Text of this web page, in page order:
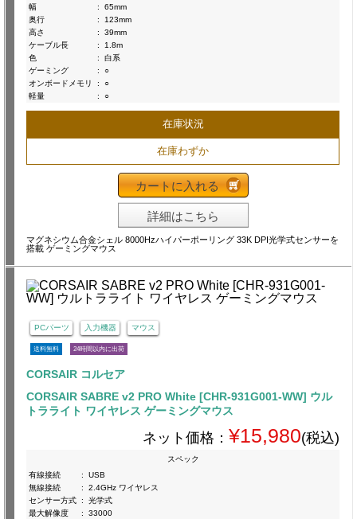
幅
:
65mm
奥行
:
123mm
高さ
:
39mm
ケーブル長
:
1.8m
色
:
白系
ゲーミング
:
○
オンボードメモリ
:
○
軽量
: ○
在庫状況
在庫わずか
カートに入れる
詳細はこちら
マグネシウム合金シェル 8000Hzハイパーポーリング 33K DPI光学式センサーを
搭載 ゲーミングマウス
PCパーツ 入力機器 マウス
送料無料 24時間以内に出荷
CORSAIR コルセア
CORSAIR SABRE v2 PRO White [CHR-931G001-WW] ウル
トラライト ワイヤレス ゲーミングマウス
ネット価格： ¥15,980(税込)
スペック
有線接続
:
USB
無線接続
:
2.4GHz ワイヤレス
センサー方式 :
光学式
最大解像度
:
33000